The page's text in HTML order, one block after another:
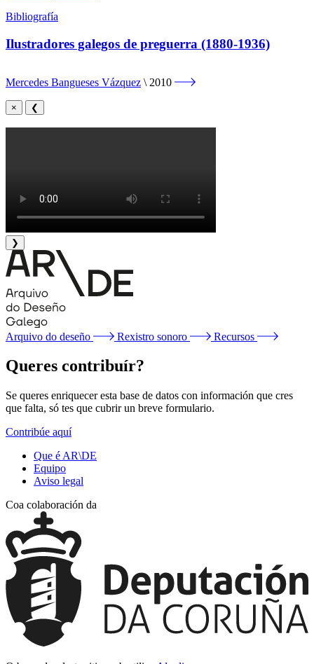
Bibliografía
Ilustradores galegos de preguerra (1880-1936)
Mercedes Bangueses Vázquez 2010
× ❮
❯
Arquivo do deseño Rexistro sonoro Recursos
Queres contribuír?
Se queres enriquecer esta base de datos con información que cres
que falta, só tes que cubrir un breve formulario.
Contribúe aquí
Que é AR\DE
Equipo
Aviso legal
Coa colaboración da